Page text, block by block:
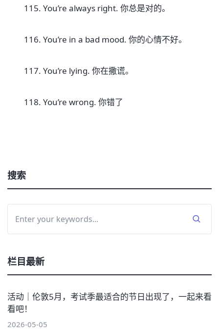
115. You’re always right. 你总是对的。
116. You’re in a bad mood. 你的心情不好。
117. You’re lying. 你在撒谎。
118. You’re wrong. 你错了
搜索
栏目最新
活动｜伦敦5月，考试季最适合的节日出现了，一起来看
看吧！
2026-05-05